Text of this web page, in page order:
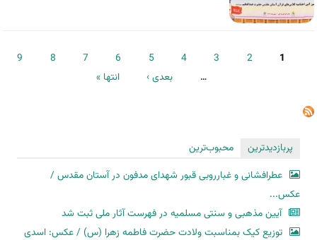
صفحه‌ها
1
2
3
4
5
6
7
8
9
…
بعدی › انتها »
پربازدیدترین
محبوب‌ترین
عطرافشانی و غبارروبی قبور شهدای مدفون در آستان مقدس /
عکس...
آیین مذهبی و سنتی مسلمیه در فهرست آثار ملی ثبت شد
توزیع کیک بمناسبت ولادت حضرت فاطمه زهرا (س) / عکس: اسدی